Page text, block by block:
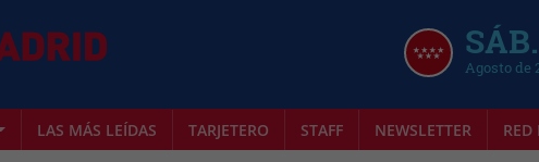
Agosto de
LAS MÁS LEÍDAS TARJETERO STAFF NEWSLETTER RED